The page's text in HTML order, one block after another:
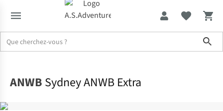
ANWB Sydney ANWB Extra